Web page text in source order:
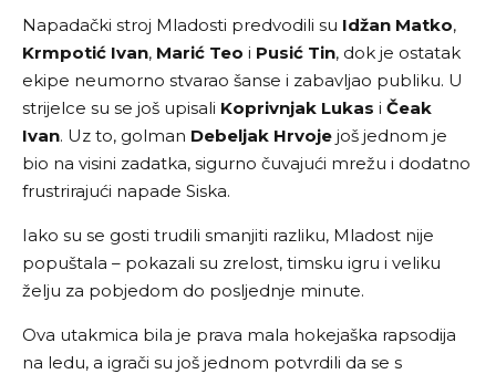
Napadački stroj Mladosti predvodili su Idžan Matko,
Krmpotić Ivan, Marić Teo i Pusić Tin, dok je ostatak
ekipe neumorno stvarao šanse i zabavljao publiku. U
strijelce su se još upisali Koprivnjak Lukas i Čeak
Ivan. Uz to, golman Debeljak Hrvoje još jednom je
bio na visini zadatka, sigurno čuvajući mrežu i dodatno
frustrirajući napade Siska.
Iako su se gosti trudili smanjiti razliku, Mladost nije
popuštala – pokazali su zrelost, timsku igru i veliku
želju za pobjedom do posljednje minute.
Ova utakmica bila je prava mala hokejaška rapsodija
na ledu, a igrači su još jednom potvrdili da se s